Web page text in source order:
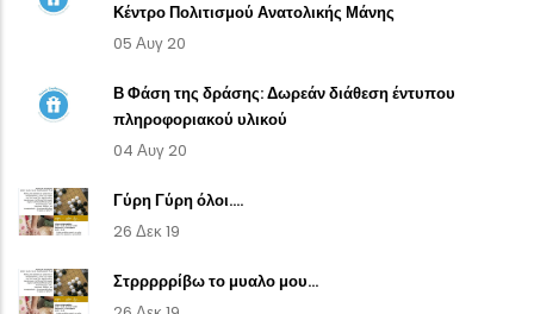
Κέντρο Πολιτισμού Ανατολικής Μάνης
05 Αυγ 20
Β Φάση της δράσης: Δωρεάν διάθεση έντυπου
πληροφοριακού υλικού
04 Αυγ 20
Γύρη Γύρη όλοι....
26 Δεκ 19
Στρρρρρίβω το μυαλο μου...